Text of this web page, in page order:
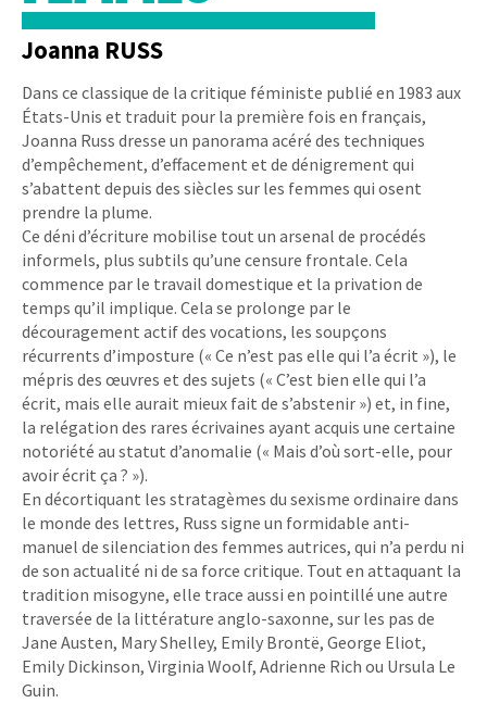
Joanna RUSS
Dans ce classique de la critique féministe publié en 1983 aux
États-Unis et traduit pour la première fois en français,
Joanna Russ dresse un panorama acéré des techniques
d’empêchement, d’effacement et de dénigrement qui
s’abattent depuis des siècles sur les femmes qui osent
prendre la plume.
Ce déni d’écriture mobilise tout un arsenal de procédés
informels, plus subtils qu’une censure frontale. Cela
commence par le travail domestique et la privation de
temps qu’il implique. Cela se prolonge par le
découragement actif des vocations, les soupçons
récurrents d’imposture (« Ce n’est pas elle qui l’a écrit »), le
mépris des œuvres et des sujets (« C’est bien elle qui l’a
écrit, mais elle aurait mieux fait de s’abstenir ») et, in fine,
la relégation des rares écrivaines ayant acquis une certaine
notoriété au statut d’anomalie (« Mais d’où sort-elle, pour
avoir écrit ça ? »).
En décortiquant les stratagèmes du sexisme ordinaire dans
le monde des lettres, Russ signe un formidable anti-
manuel de silenciation des femmes autrices, qui n’a perdu ni
de son actualité ni de sa force critique. Tout en attaquant la
tradition misogyne, elle trace aussi en pointillé une autre
traversée de la littérature anglo-saxonne, sur les pas de
Jane Austen, Mary Shelley, Emily Brontë, George Eliot,
Emily Dickinson, Virginia Woolf, Adrienne Rich ou Ursula Le
Guin.